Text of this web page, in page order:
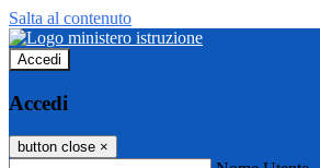
Salta al contenuto
Accedi
Accedi
button close ×